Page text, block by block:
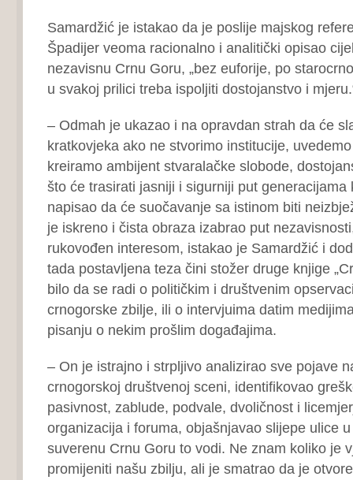
Samardžić je istakao da je poslije majskog
Špadijer veoma racionalno i analitički opisao
nezavisnu Crnu Goru, „bez euforije, po
u svakoj prilici treba ispoljiti dostojanstvo i
– Odmah je ukazao i na opravdan strah da će
kratkovjeka ako ne stvorimo institucije,
kreiramo ambijent stvaralačke slobode,
što će trasirati jasniji i sigurniji put generacijama
napisao da će suočavanje sa istinom biti
je iskreno i čista obraza izabrao put
rukovođen interesom, istakao je Samardžić i
tada postavljena teza čini stožer druge knjige
bilo da se radi o političkim i društvenim
crnogorske zbilje, ili o intervjuima datim
pisanju o nekim prošlim događajima.
– On je istrajno i strpljivo analizirao sve pojave
crnogorskoj društvenoj sceni, identifikovao
pasivnost, zablude, podvale, dvoličnost i
organizacija i foruma, objašnjavao slijepe ulice
suverenu Crnu Goru to vodi. Ne znam koliko je
promijeniti našu zbilju, ali je smatrao da je